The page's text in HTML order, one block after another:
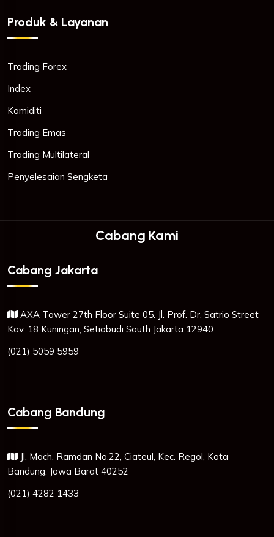
Produk & Layanan
Trading Forex
Index
Komiditi
Trading Emas
Trading Multilateral
Penyelesaian Sengketa
Cabang Kami
Cabang Jakarta
AXA Tower 27th Floor Suite 05. Jl. Prof. Dr. Satrio Street
Kav. 18 Kuningan, Setiabudi South Jakarta 12940
(021) 5059 5959
Cabang Bandung
Jl. Moch. Ramdan No.22, Ciateul, Kec. Regol, Kota
Bandung, Jawa Barat 40252
(021) 4282 1433